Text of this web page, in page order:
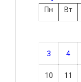
Пн
Вт
3 4
10 11